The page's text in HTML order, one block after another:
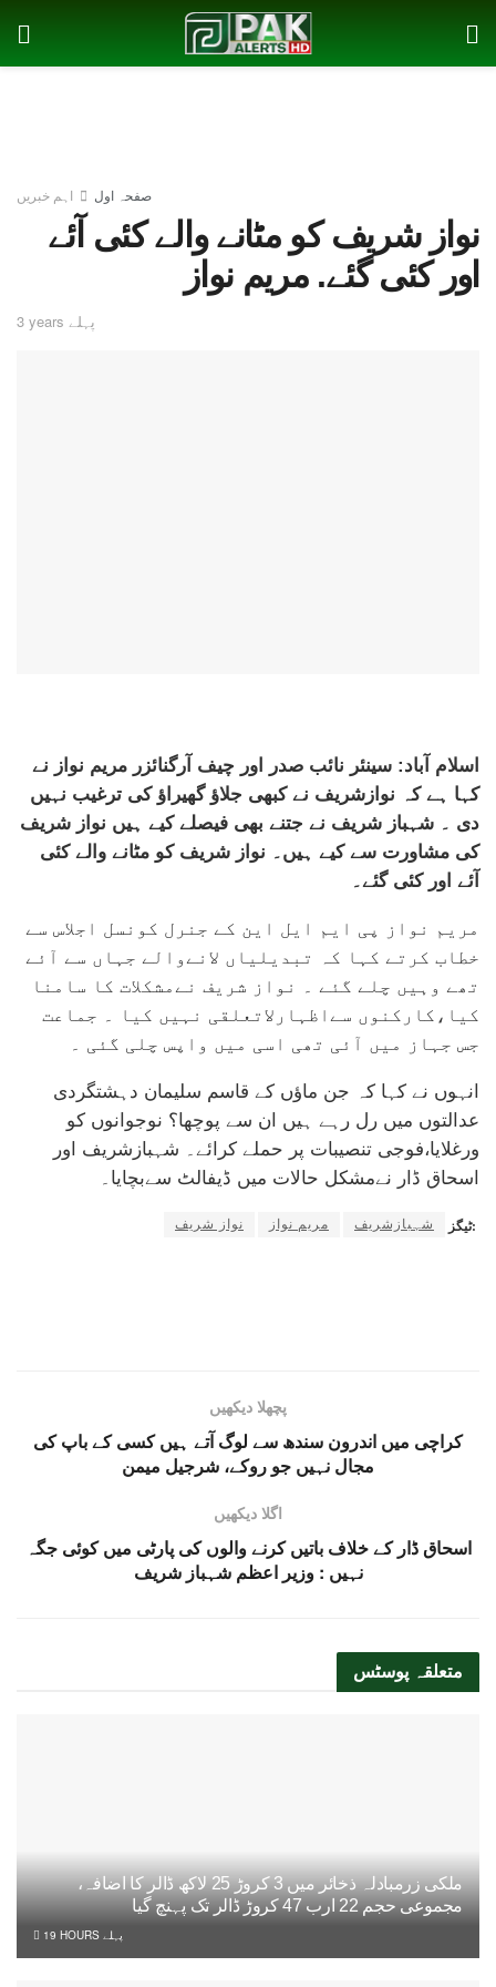
صفحہ اول اہم خبریں
نواز شریف کو مٹانے والے کئی آئے
اور کئی گئے. مریم نواز
3 years پہلے
اسلام آباد: سینئر نائب صدر اور چیف آرگنائزر مریم نواز نے
کہا ہے کہ نوازشریف نے کبھی جلاؤ گھیراؤ کی ترغیب نہیں
دی ۔ شہباز شریف نے جتنے بھی فیصلے کیے ہیں نواز شریف
کی مشاورت سے کیے ہیں۔ نواز شریف کو مٹانے والے کئی
آئے اور کئی گئے۔
مریم نواز پی ایم ایل این کے جنرل کونسل اجلاس سے
خطاب کرتے کہا کہ تبدیلیاں لانےوالے جہاں سے آئے
تھے وہیں چلے گئے ۔ نواز شریف نےمشکلات کا سامنا
کیا،کارکنوں سےاظہارلاتعلقی نہیں کیا ۔ جماعت
جس جہاز میں آئی تھی اسی میں واپس چلی گئی ۔
انہوں نے کہا کہ جن ماؤں کے قاسم سلیمان دہشتگردی
عدالتوں میں رل رہے ہیں ان سے پوچھا؟ نوجوانوں کو
ورغلایا،فوجی تنصیبات پر حملے کرائے۔ شہبازشریف اور
اسحاق ڈار نےمشکل حالات میں ڈیفالٹ سےبچایا۔
ٹیگز: شہبازشریف مریم نواز نواز شریف
پچھلا دیکھیں
کراچی میں اندرون سندھ سے لوگ آتے ہیں کسی کے باپ کی
مجال نہیں جو روکے، شرجیل میمن
اگلا دیکھیں
اسحاق ڈار کے خلاف باتیں کرنے والوں کی پارٹی میں کوئی جگہ
نہیں : وزیر اعظم شہباز شریف
متعلقہ پوسٹس
ملکی زرمبادلہ ذخائر میں 3 کروڑ 25 لاکھ ڈالر کا اضافہ،
مجموعی حجم 22 ارب 47 کروڑ ڈالر تک پہنچ گیا
19 HOURS پہلے